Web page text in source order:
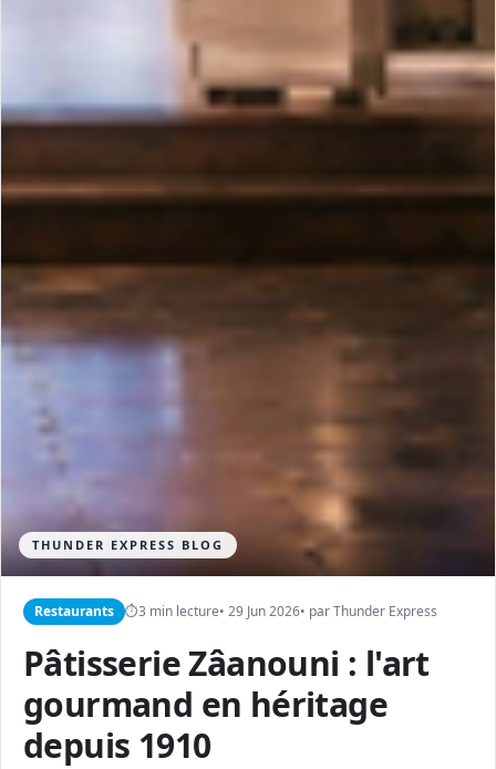
THUNDER EXPRESS BLOG
Restaurants ⏱3 min lecture• 29 Jun 2026• par Thunder Express
Pâtisserie Zâanouni : l'art
gourmand en héritage
depuis 1910